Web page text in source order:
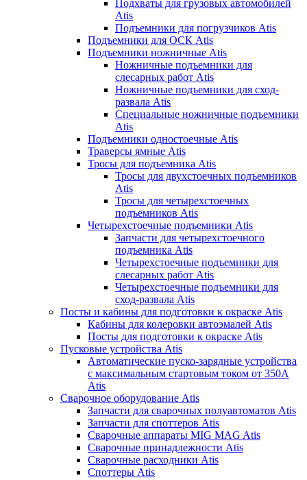
Подхваты для грузовых автомобилей
Atis
Подъемники для погрузчиков Atis
Подъемники для ОСК Atis
Подъемники ножничные Atis
Ножничные подъемники для
слесарных работ Atis
Ножничные подъемники для сход-
развала Atis
Специальные ножничные подъемники
Atis
Подъемники одностоечные Atis
Траверсы ямные Atis
Тросы для подъемника Atis
Тросы для двухстоечных подъемников
Atis
Тросы для четырехстоечных
подъемников Atis
Четырехстоечные подъемники Atis
Запчасти для четырехстоечного
подъемника Atis
Четырехстоечные подъемники для
слесарных работ Atis
Четырехстоечные подъемники для
сход-развала Atis
Посты и кабины для подготовки к окраске Atis
Кабины для колеровки автоэмалей Atis
Посты для подготовки к окраске Atis
Пусковые устройства Atis
Автоматические пуско-зарядные устройства
с максимальным стартовым током от 350А
Atis
Сварочное оборудование Atis
Запчасти для сварочных полуавтоматов Atis
Запчасти для споттеров Atis
Сварочные аппараты MIG MAG Atis
Сварочные принадлежности Atis
Сварочные расходники Atis
Споттеры Atis